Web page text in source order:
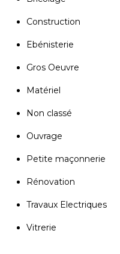
Construction
Ebénisterie
Gros Oeuvre
Matériel
Non classé
Ouvrage
Petite maçonnerie
Rénovation
Travaux Electriques
Vitrerie